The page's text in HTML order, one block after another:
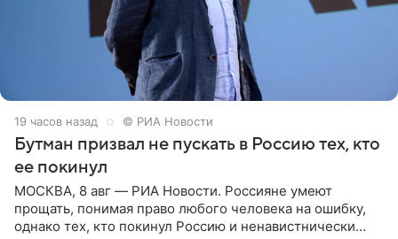
19 часов назад © РИА Новости
Бутман призвал не пускать в Россию тех, кто
ее покинул
МОСКВА, 8 авг — РИА Новости. Россияне умеют
прощать, понимая право любого человека на ошибку,
однако тех, кто покинул Россию и ненавистнически